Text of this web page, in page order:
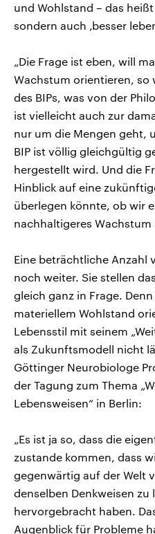
und Wohlstand – das
sondern auch ‚besser
„Die Frage ist eben, will
Wachstum orientieren, so
des BIPs, was von der
ist vielleicht auch zur
nur um die Mengen geht,
BIP ist völlig gleichgültig
hergestellt wird. Und die
Hinblick auf eine
überlegen könnte, ob wir
nachhaltigeres Wachstum
Eine beträchtliche Anzahl
noch weiter. Sie stellen
gleich ganz in Frage.
materiellem Wohlstand
Lebensstil mit seinem
als Zukunftsmodell nicht
Göttinger Neurobiologe
der Tagung zum Thema
Lebensweisen“ in Berlin:
„Es ist ja so, dass die
zustande kommen, dass
gegenwärtig auf der Welt
denselben Denkweisen
hervorgebracht haben.
Augenblick für Probleme